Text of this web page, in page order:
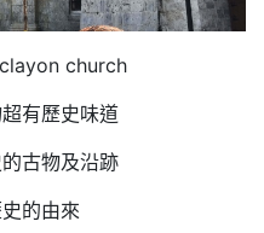
church
有歷史味道
古物及沿跡
的由來